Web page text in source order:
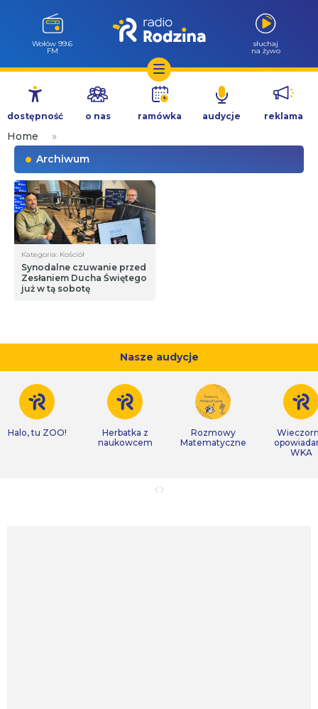
Przejdź
treści
Wołów 99.6
FM
słuchaj
na żywo
dostępność o nas ramówka audycje reklama
Home
»
Archiwum
Kategoria: Kościół
Synodalne czuwanie przed
Zesłaniem Ducha Świętego
już w tą sobotę
Nasze audycje
Halo, tu ZOO!
Herbatka z
naukowcem
Rozmowy
Matematyczne
WKA